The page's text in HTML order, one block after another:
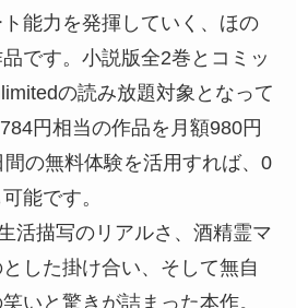
能力を発揮していく、ほの
です。小説版全2巻とコミッ
の読み放題対象となって
円相当の作品を月額980円
の無料体験を活用すれば、0
能です。
活描写のリアルさ、酒精霊マ
した掛け合い、そして無自
いと驚きが詰まった本作。